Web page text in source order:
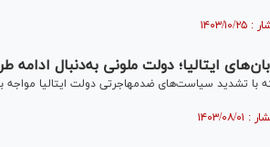
ایتالیا؛ دولت ملونی به‌دنبال ادامه
تشدید سیاست‌های ضدمهاجرتی دولت ایتالیا مواجه